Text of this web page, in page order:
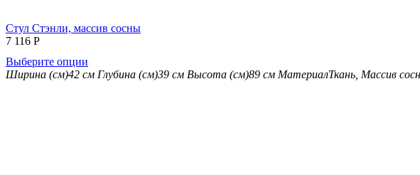
Стул Стэнли, массив сосны
7 116 Р
Выберите опции
Ширина (см)42 см Глубина (см)39 см Высота (см)89 см МатериалТкань, Массив